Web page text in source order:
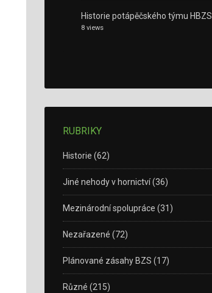
Historie potápěčského týmu HBZS
8 views
RUBRIKY
Historie (62)
Jiné nehody v hornictví(36)
Mezinárodní spolupráce (31)
Nezařazené (72)
Plánované zásahy BZS (17)
Různé (215)